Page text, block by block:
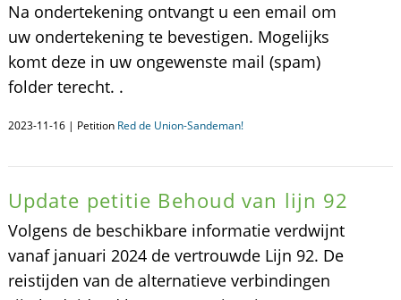
Na ondertekening ontvangt u een email om
uw ondertekening te bevestigen. Mogelijks
komt deze in uw ongewenste mail (spam)
folder terecht. .
2023-11-16 | Petition Red de Union-Sandeman!
Update petitie Behoud van lijn 92
Volgens de beschikbare informatie verdwijnt
vanaf januari 2024 de vertrouwde Lijn 92. De
reistijden van de alternatieve verbindingen